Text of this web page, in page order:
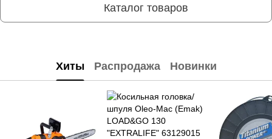
Каталог товаров
Хиты Распродажа Новинки